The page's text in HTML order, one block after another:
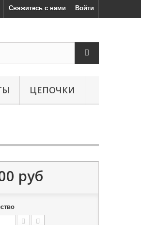
Войти
Свяжитесь с нами
ЦЕПОЧКИ
руб